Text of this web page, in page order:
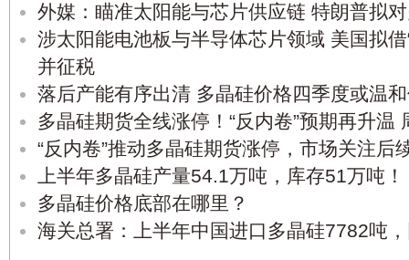
外媒：瞄准太阳能与芯片供应链 特朗普拟
涉太阳能电池板与半导体芯片领域 美国拟
并征税
落后产能有序出清 多晶硅价格四季度或温
多晶硅期货全线涨停！“反内卷”预期再升温
“反内卷”推动多晶硅期货涨停，市场关注后
上半年多晶硅产量54.1万吨，库存51万吨！
多晶硅价格底部在哪里？
海关总署：上半年中国进口多晶硅7782吨